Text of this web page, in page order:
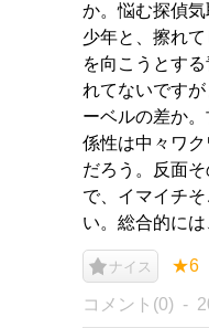
か。悩む探偵
少年と、擦れ
を向こうとす
れてないです
ーベルの差か
係性は中々ワ
だろう。反面
で、イマイチ
い。総合的には
ナイス ★6
コメント(0)